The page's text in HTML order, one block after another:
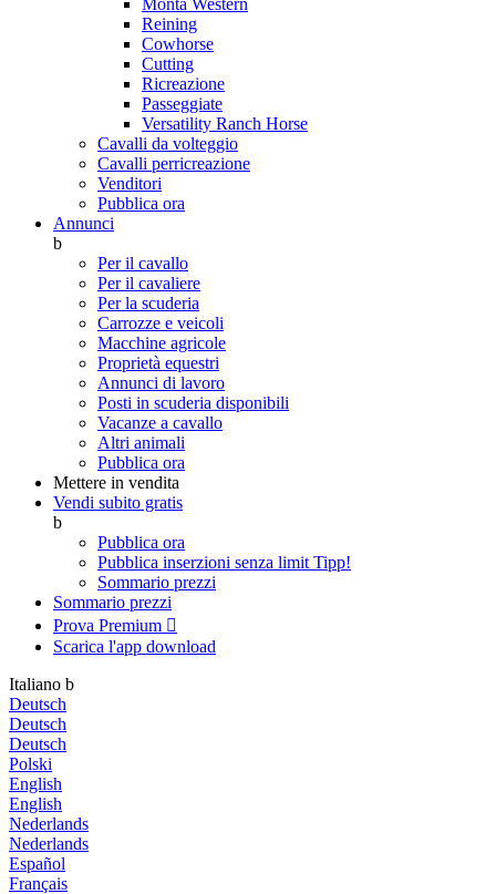
Monta Western
Reining
Cowhorse
Cutting
Ricreazione
Passeggiate
Versatility Ranch Horse
Cavalli da volteggio
Cavalli perricreazione
Venditori
Pubblica ora
Annunci
b
Per il cavallo
Per il cavaliere
Per la scuderia
Carrozze e veicoli
Macchine agricole
Proprietà equestri
Annunci di lavoro
Posti in scuderia disponibili
Vacanze a cavallo
Altri animali
Pubblica ora
Mettere in vendita
Vendi subito gratis
b
Pubblica ora
Pubblica inserzioni senza limit Tipp!
Sommario prezzi
Sommario prezzi
Prova Premium 
Scarica l'app download
Italiano b
Deutsch
Deutsch
Deutsch
Polski
English
English
Nederlands
Nederlands
Español
Français